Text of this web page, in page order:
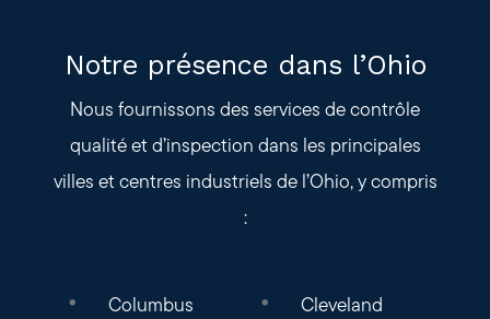
Notre présence dans l’Ohio
Nous fournissons des services de contrôle
qualité et d’inspection dans les principales
villes et centres industriels de l’Ohio, y compris
:
Columbus
Cleveland